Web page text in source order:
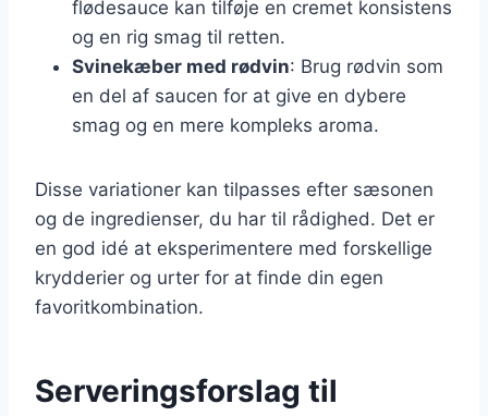
flødesauce kan tilføje en cremet konsistens
og en rig smag til retten.
Svinekæber med rødvin: Brug rødvin som
en del af saucen for at give en dybere
smag og en mere kompleks aroma.
Disse variationer kan tilpasses efter sæsonen
og de ingredienser, du har til rådighed. Det er
en god idé at eksperimentere med forskellige
krydderier og urter for at finde din egen
favoritkombination.
Serveringsforslag til